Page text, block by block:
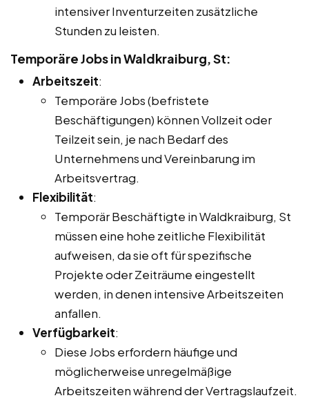
intensiver Inventurzeiten zusätzliche
Stunden zu leisten.
Temporäre Jobs in Waldkraiburg, St:
Arbeitszeit:
Temporäre Jobs (befristete
Beschäftigungen) können Vollzeit oder
Teilzeit sein, je nach Bedarf des
Unternehmens und Vereinbarung im
Arbeitsvertrag.
Flexibilität:
Temporär Beschäftigte in Waldkraiburg, St
müssen eine hohe zeitliche Flexibilität
aufweisen, da sie oft für spezifische
Projekte oder Zeiträume eingestellt
werden, in denen intensive Arbeitszeiten
anfallen.
Verfügbarkeit:
Diese Jobs erfordern häufige und
möglicherweise unregelmäßige
Arbeitszeiten während der Vertragslaufzeit.